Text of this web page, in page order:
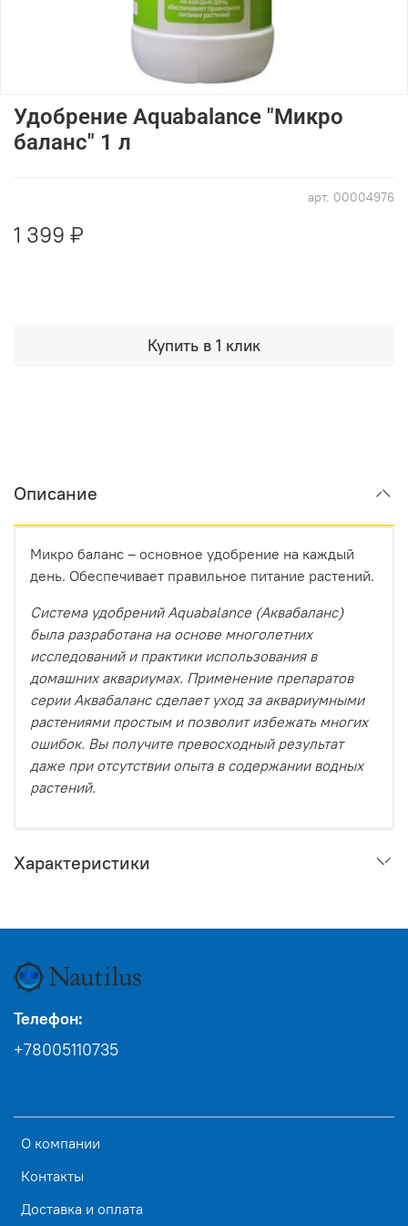
арт. 00004976
Удобрение Aquabalance "Микро
баланс" 1 л
1 399 ₽
Купить в 1 клик
Описание
Микро баланс – основное удобрение на каждый
день. Обеспечивает правильное питание растений.
Система удобрений Aquabalance (Аквабаланс)
была разработана на основе многолетних
исследований и практики использования в
домашних аквариумах. Применение препаратов
серии Аквабаланс сделает уход за аквариумными
растениями простым и позволит избежать многих
ошибок. Вы получите превосходный результат
даже при отсутствии опыта в содержании водных
растений.
Характеристики
О компании
Контакты
Доставка и оплата
Телефон:
+78005110735